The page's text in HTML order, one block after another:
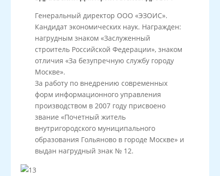
Генеральный директор ООО «ЭЗОИС».
Кандидат экономических наук. Награжден:
нагрудным знаком «Заслуженный
строитель Российской Федерации», знаком
отличия «За безупречную службу городу
Москве».
За работу по внедрению современных
форм информационного управления
производством в 2007 году присвоено
звание «Почетный житель
внутригородского муниципального
образования Гольяново в городе Москве» и
выдан нагрудный знак № 12.